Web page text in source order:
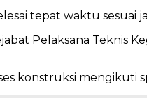
tepat waktu sesuai
Pelaksana Teknis
konstruksi mengikuti